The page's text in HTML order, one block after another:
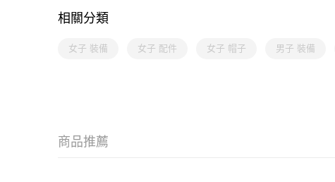
相關分類
女子 裝備 女子 配件 女子 帽子 男子 裝備
商品推薦